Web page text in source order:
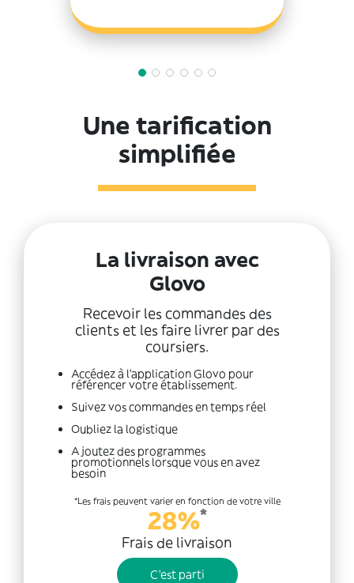
Une tarification
simplifiée
La livraison avec
Glovo
Recevoir les commandes des
clients et les faire livrer par des
coursiers.
Accédez à l'application Glovo pour
référencer votre établissement.
Suivez vos commandes en temps réel
Oubliez la logistique
Ajoutez des programmes
promotionnels lorsque vous en avez
besoin
*Les frais peuvent varier en fonction de votre ville
28%*
Frais de livraison
C'est parti